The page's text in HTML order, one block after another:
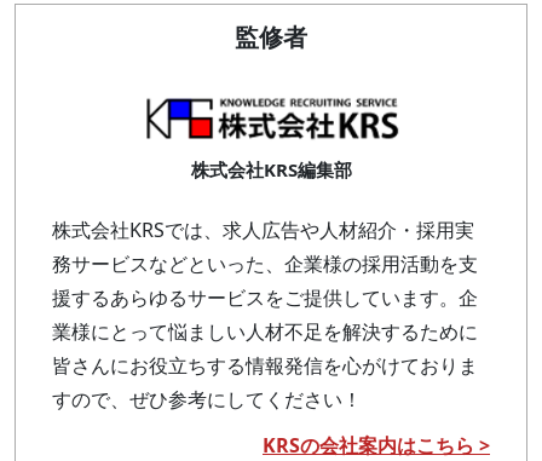
監修者
株式会社KRS編集部
株式会社KRSでは、求人広告や人材紹介・採用実
務サービスなどといった、企業様の採用活動を支
援するあらゆるサービスをご提供しています。企
業様にとって悩ましい人材不足を解決するために
皆さんにお役立ちする情報発信を心がけておりま
すので、ぜひ参考にしてください！
KRSの会社案内はこちら >